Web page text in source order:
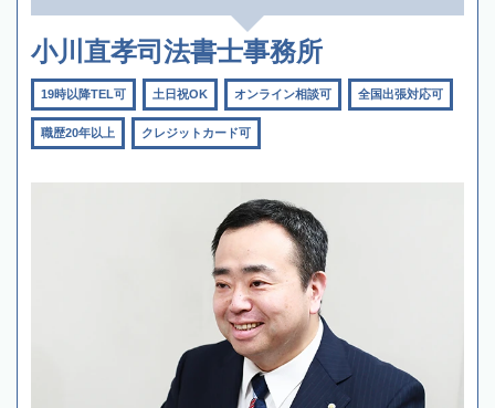
小川直孝司法書士事務所
19時以降TEL可 土日祝OK オンライン相談可 全国出張対応可
職歴20年以上 クレジットカード可